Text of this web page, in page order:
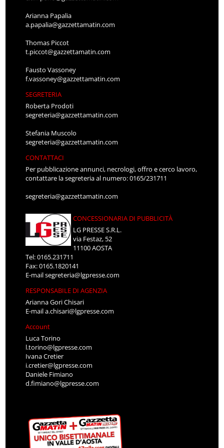
Arianna Papalia
a.papalia@gazzettamatin.com
Thomas Piccot
t.piccot@gazzettamatin.com
Fausto Vassoney
f.vassoney@gazzettamatin.com
SEGRETERIA
Roberta Prodoti
segreteria@gazzettamatin.com
Stefania Muscolo
segreteria@gazzettamatin.com
CONTATTACI
Per pubblicazione annunci, necrologi, offro e cerco lavoro,
contattare la segreteria al numero: 0165/231711
segreteria@gazzettamatin.com
CONCESSIONARIA DI PUBBLICITÀ
LG PRESSE S.R.L.
via Festaz, 52
11100 AOSTA
Tel: 0165.231711
Fax: 0165.1820141
E-mailsegreteria@lgpresse.com
RESPONSABILE DI AGENZIA
Arianna Gori Chisari
E-maila.chisari@lgpresse.com
Account
Luca Torino
l.torino@lgpresse.com
Ivana Cretier
i.cretier@lgpresse.com
Daniele Fimiano
d.fimiano@lgpresse.com